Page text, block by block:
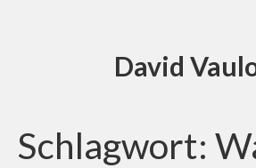
David
Schlagwort: